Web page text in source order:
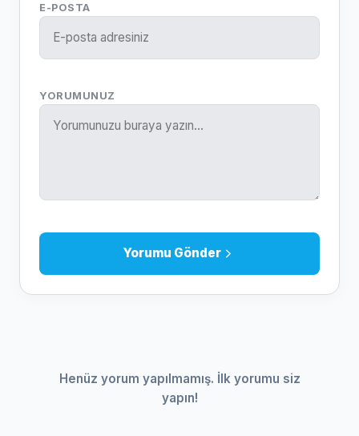
E-POSTA
YORUMUNUZ
Yorumu Gönder
Henüz yorum yapılmamış. İlk yorumu siz
yapın!